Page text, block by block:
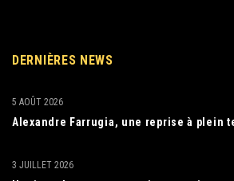
DERNIÈRES NEWS
Alexandre Farrugia, une reprise à plein
5 AOÛT 2026
3 JUILLET 2026